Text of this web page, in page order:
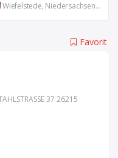
Wiefelstede, Niedersachsen, DE
Favorit
37 26215